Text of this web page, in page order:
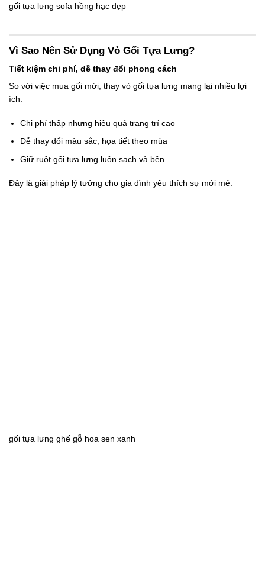
gối tựa lưng sofa hồng hạc đẹp
Vì Sao Nên Sử Dụng Vỏ Gối Tựa Lưng?
Tiết kiệm chi phí, dễ thay đổi phong cách
So với việc mua gối mới, thay vỏ gối tựa lưng mang lại nhiều lợi
ích:
Chi phí thấp nhưng hiệu quả trang trí cao
Dễ thay đổi màu sắc, họa tiết theo mùa
Giữ ruột gối tựa lưng luôn sạch và bền
Đây là giải pháp lý tưởng cho gia đình yêu thích sự mới mẻ.
gối tựa lưng ghế gỗ hoa sen xanh